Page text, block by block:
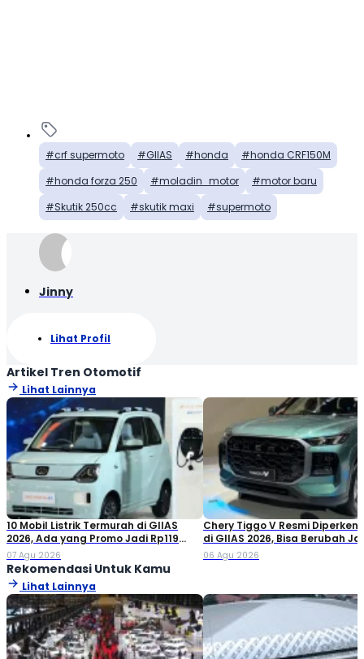
crf supermoto GIIAS honda
honda CRF150M
honda forza 250
moladin_motor
motor baru
Skutik 250cc
skutik maxi supermoto
Jinny
Lihat Profil
Artikel Tren Otomotif
Lihat Lainnya
10 Mobil Listrik Termurah di GIIAS
2026, Ada yang Promo Jadi Rp119
Jutaan!
07 Agu 2026
Chery Tiggo V Resmi
di GIIAS 2026, Bisa Berubah
Double Cabin
06 Agu 2026
Rekomendasi Untuk Kamu
Lihat Lainnya